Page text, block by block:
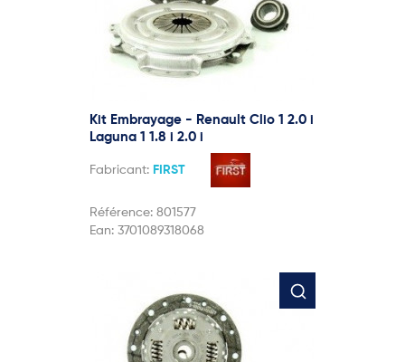
Kit Embrayage - Renault Clio 1 2.0 i
Laguna 1 1.8 i 2.0 i
Fabricant: FIRST
Référence: 801577
Ean: 3701089318068